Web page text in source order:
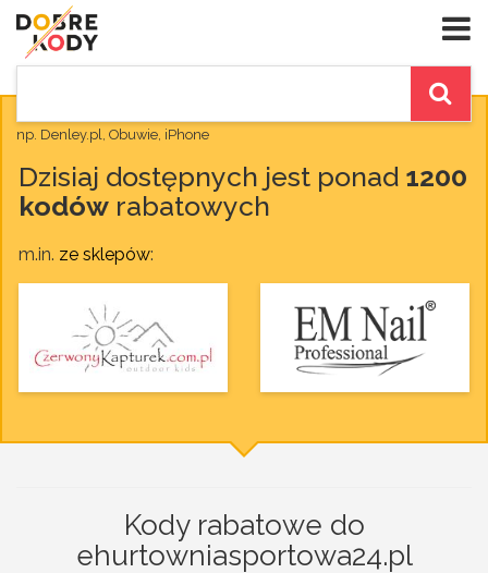
np. Denley.pl, Obuwie, iPhone
Dzisiaj dostępnych jest ponad 1200
kodów rabatowych
m.in. ze sklepów:
Kody rabatowe do
ehurtowniasportowa24.pl